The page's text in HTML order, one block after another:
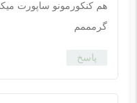
هم کنکورمونو ساپورت
گرمممم
پاسخ